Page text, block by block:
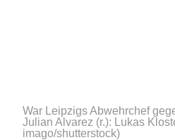
War Leipzigs Abwehrchef
Julian Alvarez (r.): Lukas
imago/shutterstock)